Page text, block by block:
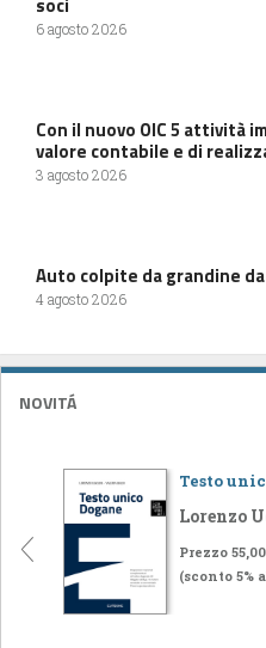
6 agosto 2026
Con il nuovo OIC 5 attività
valore contabile e di
3 agosto 2026
Auto colpite da grandine
4 agosto 2026
NOVITÁ
Testo
Lorenzo
Prezzo 55,00
(sconto 5%